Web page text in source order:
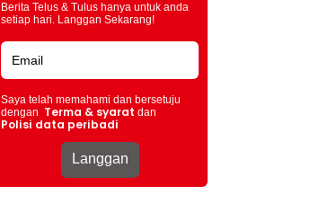
Berita Telus & Tulus hanya untuk anda
setiap hari. Langgan Sekarang!
Saya telah memahami dan bersetuju
dengan Terma & syarat dan
Polisi data peribadi